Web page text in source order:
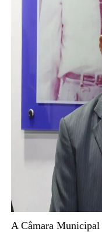
A Câmara Municipal